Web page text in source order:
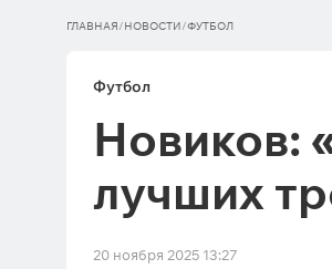
ГЛАВНАЯ/НОВОСТИ/ФУТБОЛ
Футбол
Новиков:
лучших
20 ноября 2025 13:27